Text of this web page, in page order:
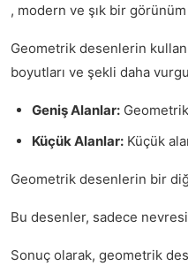
, modern ve şık bir
Geometrik desenlerin
boyutları ve şekli daha
Geniş Alanlar:
Küçük Alanlar: Küçük
Geometrik desenlerin bir
Bu desenler, sadece
Sonuç olarak, geometrik